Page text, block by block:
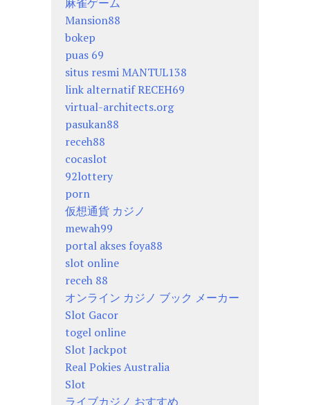
Mansion88
bokep
puas 69
situs resmi MANTUL138
link alternatif RECEH69
virtual-architects.org
pasukan88
receh88
cocaslot
92lottery
porn
仮想通貨 カジノ
mewah99
portal akses foya88
slot online
receh 88
オンライン カジノ ブック メーカー
Slot Gacor
togel online
Slot Jackpot
Real Pokies Australia
Slot
ライブカジノ おすすめ